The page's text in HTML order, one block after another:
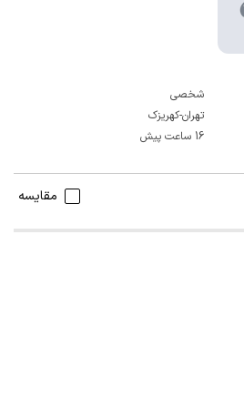
شخصی
تهران-کهریزک
16 ساعت پیش
مقایسه